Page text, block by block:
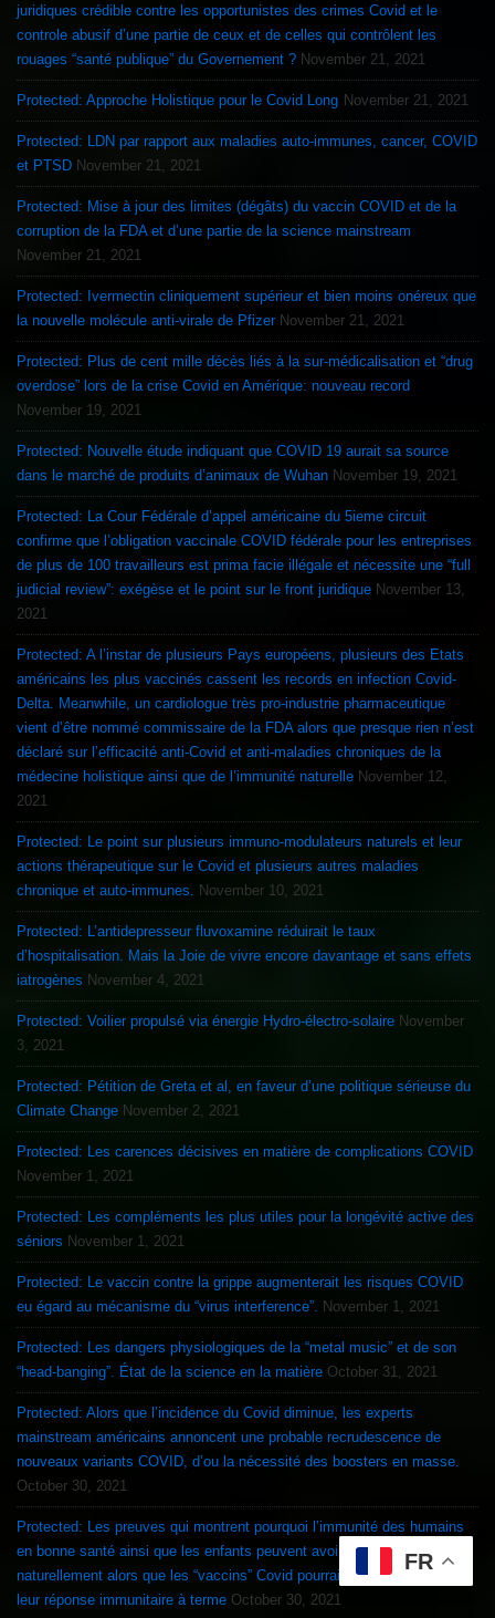
juridiques crédible contre les opportunistes des crimes Covid et le
controle abusif d’une partie de ceux et de celles qui contrôlent les
rouages “santé publique” du Governement ? November 21, 2021
Protected: Approche Holistique pour le Covid Long November 21, 2021
Protected: LDN par rapport aux maladies auto-immunes, cancer, COVID
et PTSD November 21, 2021
Protected: Mise à jour des limites (dégâts) du vaccin COVID et de la
corruption de la FDA et d’une partie de la science mainstream
November 21, 2021
Protected: Ivermectin cliniquement supérieur et bien moins onéreux que
la nouvelle molécule anti-virale de Pfizer November 21, 2021
Protected: Plus de cent mille décès liés à la sur-médicalisation et “drug
overdose” lors de la crise Covid en Amérique: nouveau record
November 19, 2021
Protected: Nouvelle étude indiquant que COVID 19 aurait sa source
dans le marché de produits d’animaux de Wuhan November 19, 2021
Protected: La Cour Fédérale d’appel américaine du 5ieme circuit
confirme que l’obligation vaccinale COVID fédérale pour les entreprises
de plus de 100 travailleurs est prima facie illégale et nécessite une “full
judicial review”: exégèse et le point sur le front juridique November 13,
2021
Protected: A l’instar de plusieurs Pays européens, plusieurs des Etats
américains les plus vaccinés cassent les records en infection Covid-
Delta. Meanwhile, un cardiologue très pro-industrie pharmaceutique
vient d’être nommé commissaire de la FDA alors que presque rien n’est
déclaré sur l’efficacité anti-Covid et anti-maladies chroniques de la
médecine holistique ainsi que de l’immunité naturelle November 12,
2021
Protected: Le point sur plusieurs immuno-modulateurs naturels et leur
actions thérapeutique sur le Covid et plusieurs autres maladies
chronique et auto-immunes.
November 10, 2021
Protected: L’antidepresseur fluvoxamine réduirait le taux
d’hospitalisation. Mais la Joie de vivre encore davantage et sans effets
iatrogènes November 4, 2021
Protected: Voilier propulsé via énergie Hydro-électro-solaire November
3, 2021
Protected: Pétition de Greta et al, en faveur d’une politique sérieuse du
Climate Change November 2, 2021
Protected: Les carences décisives en matière de complications COVID
November 1, 2021
Protected: Les compléments les plus utiles pour la longévité active des
séniors November 1, 2021
Protected: Le vaccin contre la grippe augmenterait les risques COVID
eu égard au mécanisme du “virus interference”. November 1, 2021
Protected: Les dangers physiologiques de la “metal music” et de son
“head-banging”. État de la science en la matière October 31, 2021
Protected: Alors que l’incidence du Covid diminue, les experts
mainstream américains annoncent une probable recrudescence de
nouveaux variants COVID, d’ou la nécessité des boosters en masse.
October 30, 2021
Protected: Les preuves qui montrent pourquoi l’immunité des humains
en bonne santé ainsi que les enfants peuvent avoir raison du Covid
naturellement alors que les “vaccins” Covid pourraient compromettre
leur réponse immunitaire à terme October 30, 2021
FR